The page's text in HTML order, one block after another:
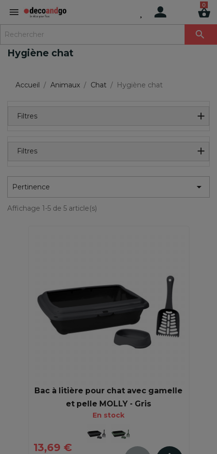

Hygiène chat
Accueil Animaux Chat Hygiène chat
Filtres
Filtres
Pertinence 
Affichage 1-5 de 5 article(s)
Bac à litière pour chat avec gamelle
et pelle MOLLY - Gris
En stock
13,69 €